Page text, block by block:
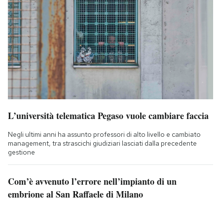
L’università telematica Pegaso vuole cambiare faccia
Negli ultimi anni ha assunto professori di alto livello e cambiato
management, tra strascichi giudiziari lasciati dalla precedente
gestione
Com’è avvenuto l’errore nell’impianto di un
embrione al San Raffaele di Milano